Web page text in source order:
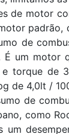
de motor
padrão,
de
um motor
torque de
de 4,0lt /
de
como
um